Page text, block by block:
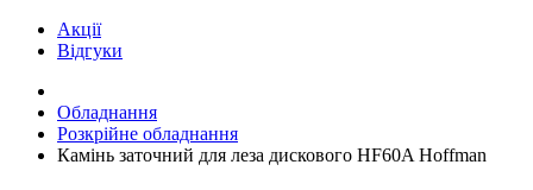
Акції
Відгуки
Обладнання
Розкрійне обладнання
Камінь заточний для леза дискового HF60A Hoffman